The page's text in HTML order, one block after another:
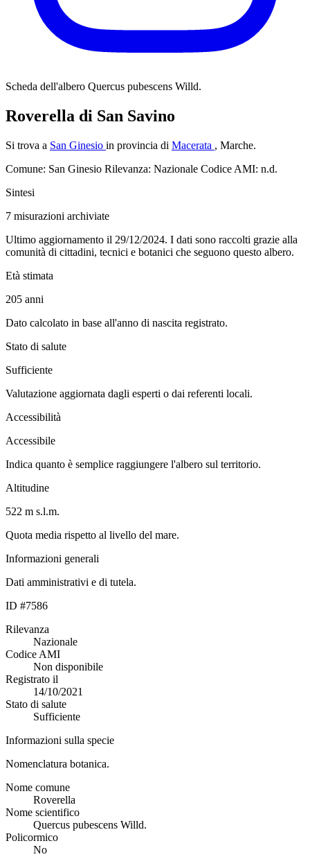
Scheda dell'albero Quercus pubescens Willd.
Roverella di San Savino
Si trova a San Ginesio in provincia di Macerata , Marche.
Comune: San Ginesio Rilevanza: Nazionale Codice AMI: n.d.
Sintesi
7 misurazioni archiviate
Ultimo aggiornamento il 29/12/2024. I dati sono raccolti grazie alla
comunità di cittadini, tecnici e botanici che seguono questo albero.
Età stimata
205 anni
Dato calcolato in base all'anno di nascita registrato.
Stato di salute
Sufficiente
Valutazione aggiornata dagli esperti o dai referenti locali.
Accessibilità
Accessibile
Indica quanto è semplice raggiungere l'albero sul territorio.
Altitudine
522 m s.l.m.
Quota media rispetto al livello del mare.
Informazioni generali
Dati amministrativi e di tutela.
ID #7586
Rilevanza
Nazionale
Codice AMI
Non disponibile
Registrato il
14/10/2021
Stato di salute
Sufficiente
Informazioni sulla specie
Nomenclatura botanica.
Nome comune
Roverella
Nome scientifico
Quercus pubescens Willd.
Policormico
No